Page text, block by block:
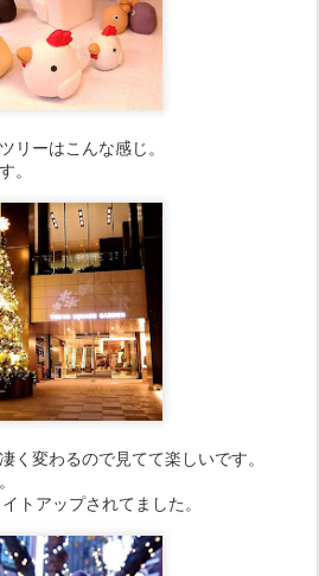
リーはこんな感じ。
。
く変わるので見てて楽しいです。
トアップされてました。